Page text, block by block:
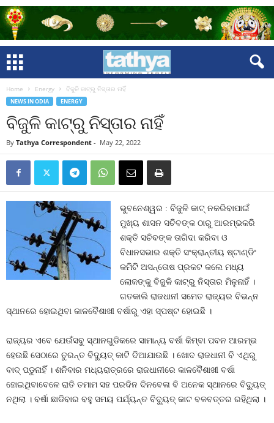
Home Energy ବିଜୁଳି କାଟ୍‍ରୁ ନିସ୍ତାର ନାହିଁ
NEWS IN ODIA ENERGY
ବିଜୁଳି କାଟ୍‍ରୁ ନିସ୍ତାର ନାହିଁ
By Tathya Correspondent - May 22, 2022
ଭୁବନେଶ୍ୱର : ବିଜୁଳି କାଟ୍‍ ନକରିବାପାଇଁ
ମୁଖ୍ୟ ଶାସନ ସଚିବଙ୍କ ଠାରୁ ଆରମ୍ଭକରି
ଶକ୍ତି ସଚିବଙ୍କ ତାଗିଦା କରିବା ଓ
ବିଧାନସଭାର ଶକ୍ତି ସଂକ୍ରାନ୍ତୀୟ ଷ୍ଟାଣ୍ଡିଂ
କମିଟି ଅସନ୍ତୋଷ ପ୍ରକଟ କଲେ ମଧ୍ୟ
ଲୋକଙ୍କୁ ବିଜୁଳି କାଟ୍‍ରୁ ନିସ୍ତାର ମିଳୁନାହିଁ ।
ଗତକାଲି ରାଜଧାନୀ ସମେତ ରାଜ୍ୟର ବିଭନ୍ନ
ସ୍ଥାନରେ ହୋଇଥିବା କାଳବୈଶାଖୀ ବର୍ଷାରୁ ଏହା ସ୍ପଷ୍ଟ ହୋଇଛି ।
ରାଜ୍ୟର ଏବେ ଯେଉଁସବୁ ସ୍ଥାନଗୁଡିକରେ ସାମାନ୍ୟ ବର୍ଷା କିମ୍ବା ପବନ ଆରମ୍ଭ
ହେଉଛି ସେଠାରେ ତୁରନ୍ତ ବିଦ୍ୟୁତ୍‍ କାଟି ଦିଆଯାଉଛି । ଖୋଦ ରାଜଧାନୀ ବି ଏଥିରୁ
ବାଦ୍‍ ପଡୁନାହିଁ । ଶନିବାର ମଧ୍ୟରାତ୍ରରେ ରାଜଧାନୀରେ କାଳବୈଶାଖୀ ବର୍ଷା
ହୋଇଥିବାବେଳେ ରାତି ତମାମ ସହ ପରଦିନ ଦିନବେଳା ବି ଅନେକ ସ୍ଥାନରେ ବିଦ୍ୟୁତ୍‍
ନଥିଲା । ବର୍ଷା ଛାଡିବାର ବହୁ ସମୟ ପର୍ଯ୍ୟନ୍ତ ବିଦ୍ୟୁତ୍‍ କାଟ ବଳବତ୍ତର ରହିଥିଲା ।